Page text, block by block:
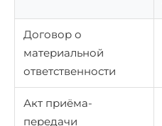
Договор о
материальной
ответственности
Акт приёма-
передачи